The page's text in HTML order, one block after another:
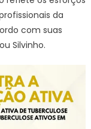
da
com suas
Silvinho.